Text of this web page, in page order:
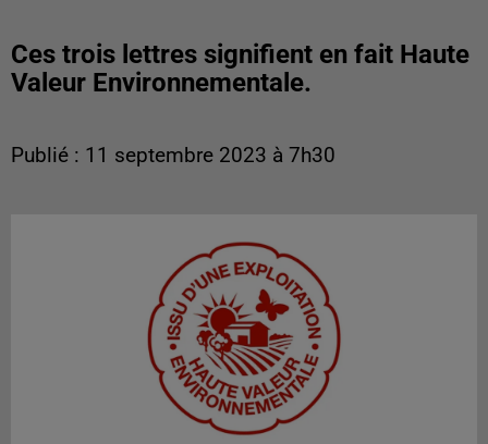
Ces trois lettres signifient en fait Haute
Valeur Environnementale.
Publié : 11 septembre 2023 à 7h30